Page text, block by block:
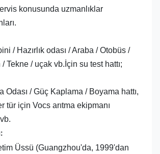
konusunda uzmanlıklar
/ Hazırlık odası / Araba / Otobüs /
Tekne / uçak vb.İçin su test hattı;
Odası / Güç Kaplama / Boyama hattı,
tür için Vocs arıtma ekipmanı
Üssü (Guangzhou'da, 1999'dan